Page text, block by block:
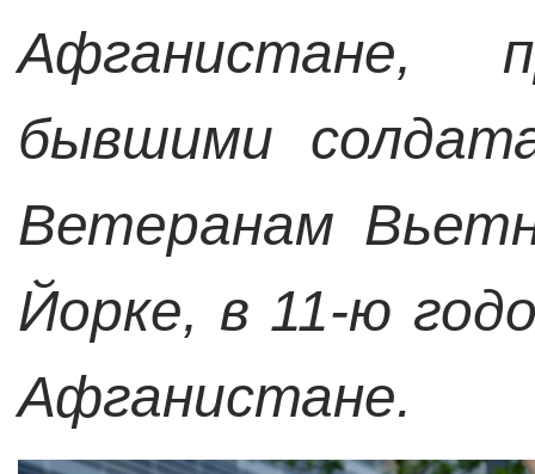
Афганистане,
бывшими
Ветеранам
Йорке, в 11-ю
Афганистане.